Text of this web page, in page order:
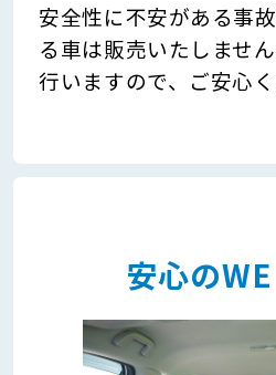
安全性に不安がある事
る車は販売いたしませ
行いますので、ご安心く
安心の